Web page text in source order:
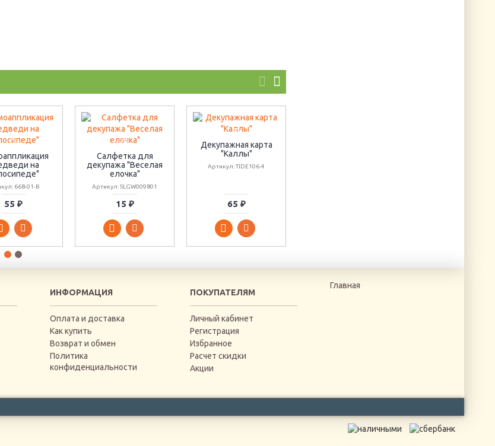
на
668-01-B
55 ₽
Салфетка для
декупажа "Веселая
елочка"
Артикул: SLGW009801
15 ₽
Декупажная карта
"Каллы"
Артикул: TIDE106-4
65 ₽
ИНФОРМАЦИЯ
Оплата и доставка
Как купить
Возврат и обмен
Политика
конфиденциальности
ПОКУПАТЕЛЯМ
Личный кабинет
Регистрация
Избранное
Расчет скидки
Акции
Главная